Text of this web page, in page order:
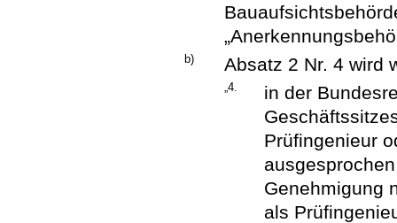
b) Absatz 2 Nr. 4 wird
„4.
in der
Prüfingenieur
Genehmigung
als